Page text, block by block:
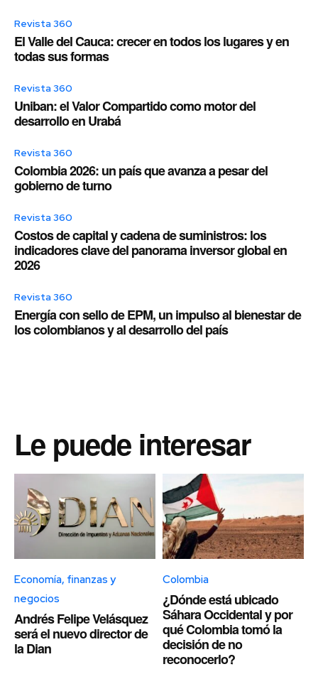
Revista 360
El Valle del Cauca: crecer en todos los lugares y en
todas sus formas
Revista 360
Uniban: el Valor Compartido como motor del
desarrollo en Urabá
Revista 360
Colombia 2026: un país que avanza a pesar del
gobierno de turno
Revista 360
Costos de capital y cadena de suministros: los
indicadores clave del panorama inversor global en
2026
Revista 360
Energía con sello de EPM, un impulso al bienestar de
los colombianos y al desarrollo del país
Le puede interesar
Economía, finanzas y
negocios
Andrés Felipe Velásquez
será el nuevo director de
la Dian
Colombia
¿Dónde está ubicado
Sáhara Occidental y por
qué Colombia tomó la
decisión de no
reconocerlo?